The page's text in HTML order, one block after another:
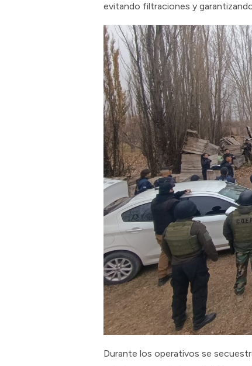
evitando filtraciones y
Durante los operativos se